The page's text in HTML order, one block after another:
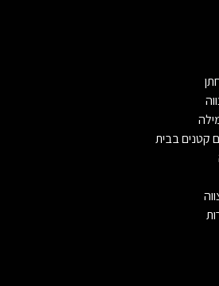
בבית